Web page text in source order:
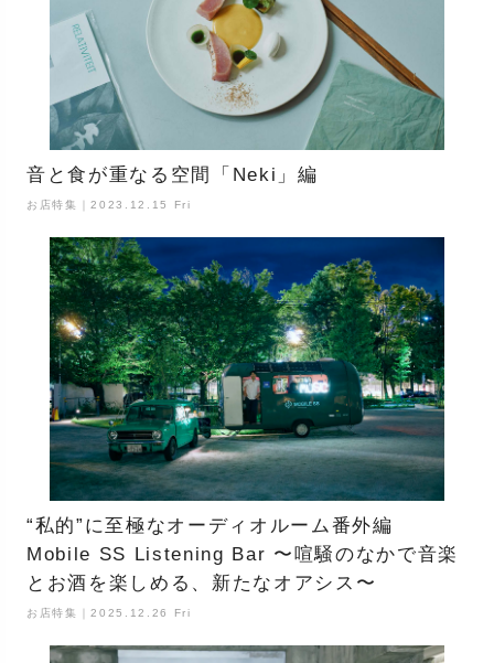
音と食が重なる空間「Neki」編
お店特集｜2023.12.15 Fri
“私的”に至極なオーディオルーム番外編
Mobile SS Listening Bar 〜喧騒のなかで音楽
とお酒を楽しめる、新たなオアシス〜
お店特集｜2025.12.26 Fri